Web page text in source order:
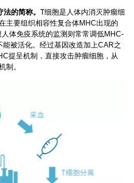
的简称。 T细胞是人体内消灭肿瘤细
主要组织相容性复合体MHC出现的
体免疫系统的监测则常常调低MHC-
被活化。经过基因改造加上CAR之
提呈机制，直接攻击肿瘤细胞，从
制。